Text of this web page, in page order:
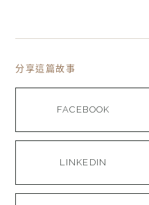
分享這篇故事
FACEBOOK
LINKEDIN